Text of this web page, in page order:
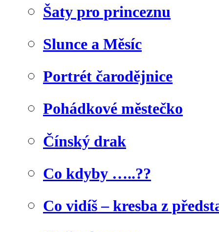
Šaty pro princeznu
Slunce a Měsíc
Portrét čarodějnice
Pohádkové městečko
Čínský drak
Co kdyby …..??
Co vidíš – kresba z